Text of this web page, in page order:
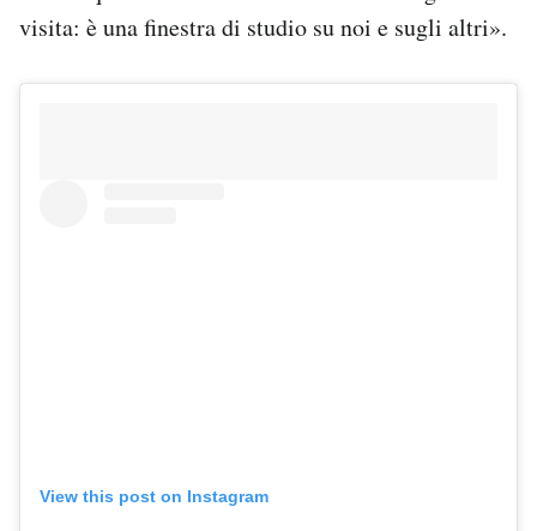
visita: è una finestra di studio su noi e sugli altri».
View this post on Instagram